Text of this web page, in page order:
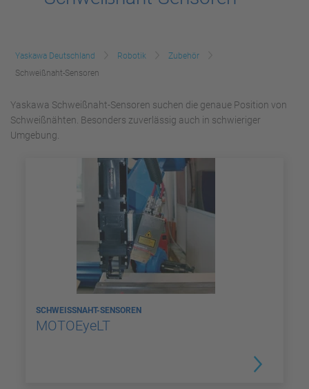
Yaskawa Deutschland Robotik
Zubehör
Schweißnaht-Sensoren
Yaskawa Schweißnaht-Sensoren suchen die genaue Position von
Schweißnähten. Besonders zuverlässig auch in schwieriger
Umgebung.
SCHWEISSNAHT-SENSOREN
MOTOEyeLT